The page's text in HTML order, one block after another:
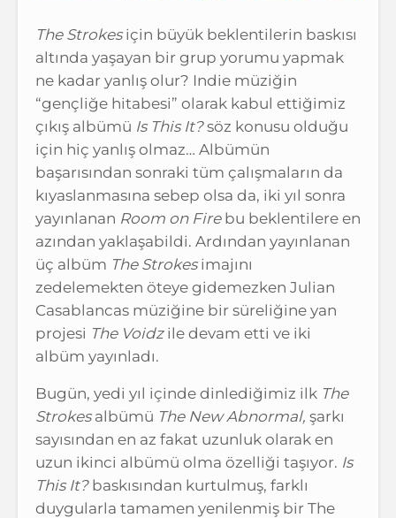
The Strokesiçin büyük beklentilerin baskısı
altında yaşayan bir grup yorumu yapmak
ne kadar yanlış olur? Indie müziğin
“gençliğe hitabesi” olarak kabul ettiğimiz
çıkış albümü Is This It?söz konusu olduğu
için hiç yanlış olmaz… Albümün
başarısından sonraki tüm çalışmaların da
kıyaslanmasına sebep olsa da, iki yıl sonra
yayınlanan Room on Fire bu beklentilere en
azından yaklaşabildi. Ardından yayınlanan
üç albüm The Strokesimajını
zedelemekten öteye gidemezken Julian
Casablancas müziğine bir süreliğine yan
projesi The Voidzile devam etti ve iki
albüm yayınladı.
Bugün, yedi yıl içinde dinlediğimiz ilk The
Strokesalbümü The New Abnormal, şarkı
sayısından en az fakat uzunluk olarak en
uzun ikinci albümü olma özelliği taşıyor. Is
This It? baskısından kurtulmuş, farklı
duygularla tamamen yenilenmiş bir The